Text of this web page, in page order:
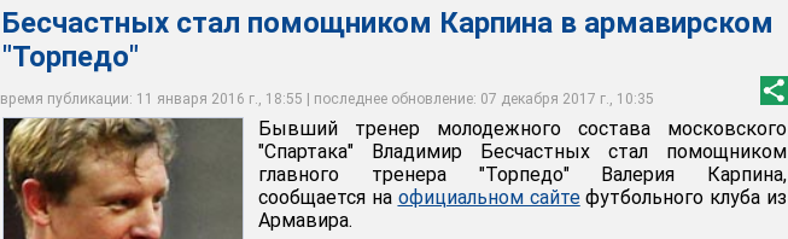
Бесчастных стал помощником Карпина в армавирском
"Торпедо"
время публикации: 11 января 2016 г., 18:55 | последнее обновление: 07 декабря 2017 г., 10:35
Бывший тренер молодежного состава московского
"Спартака" Владимир Бесчастных стал помощником
главного тренера "Торпедо" Валерия Карпина,
сообщается на официальном сайтефутбольного клуба из
Армавира.